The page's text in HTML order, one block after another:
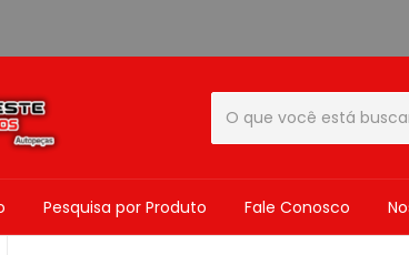
Pesquisa por Produto Fale Conosco